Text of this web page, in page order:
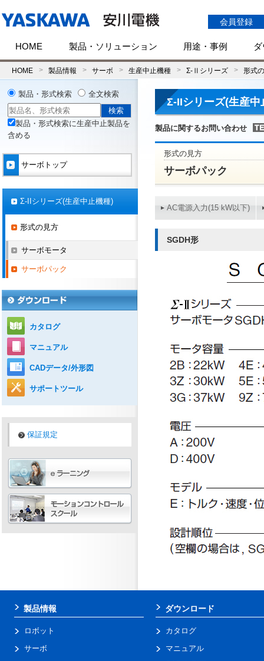
会員登録
HOME 製品・ソリューション 用途・事例
HOME 製品情報 サーボ 生産中止機種 Σ-Ⅱシリーズ 形式
Σ-IIシリーズ(生産中
製品に関するお問い合わせ
形式の見方
サーボパック
AC電源入力(15 kW以下)
SGDH形
製品・形式検索 全文検索
製品・形式検索に生産中止製品を
含める
サーボトップ
Σ-IIシリーズ(生産中止機種)
形式の見方
サーボモータ
サーボパック
カタログ
マニュアル
CADデータ/外形図
サポートツール
保証規定
製品情報
ロボット
サーボ
ダウンロード
カタログ
マニュアル